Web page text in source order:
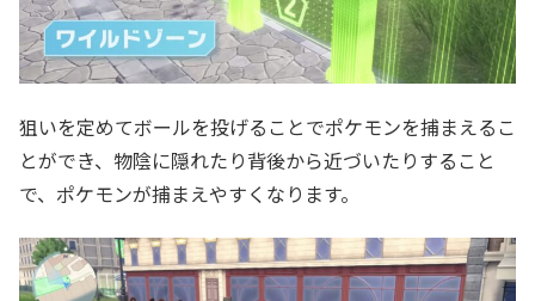
狙いを定めてボールを投げることでポケモンを捕まえるこ
とができ、物陰に隠れたり背後から近づいたりすること
で、ポケモンが捕まえやすくなります。